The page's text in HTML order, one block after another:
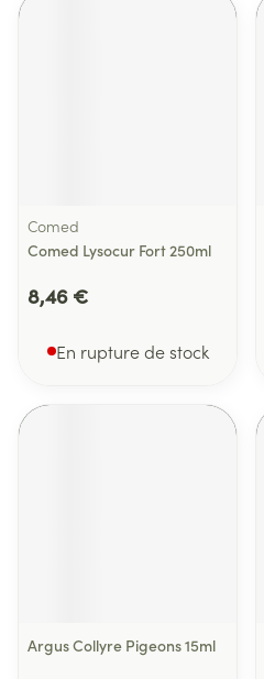
Comed
Comed Lysocur Fort 250ml
8,46 €
En rupture de stock
Argus Collyre Pigeons 15ml